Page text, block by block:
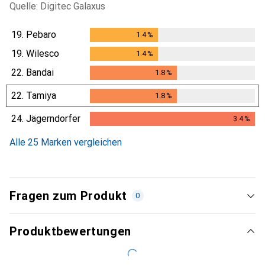
Quelle: Digitec Galaxus
19. Pebaro 1.4%
19. Wilesco 1.4%
22. Bandai 1.8%
22. Tamiya 1.8%
24. Jägerndorfer 3.4%
Alle 25 Marken vergleichen
Fragen zum Produkt 0
Produktbewertungen